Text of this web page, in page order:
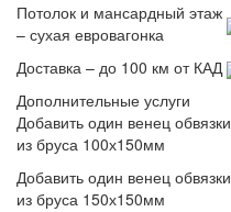
Потолок и мансардный этаж
– сухая евровагонка
Доставка – до 100 км от КАД
Дополнительные услуги
Добавить один венец обвязки
из бруса 100х150мм
Добавить один венец обвязки
из бруса 150х150мм